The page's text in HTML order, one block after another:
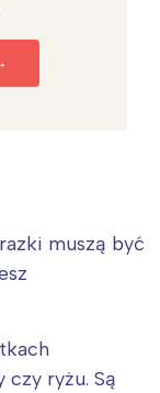
muszą być
czy ryżu. Są